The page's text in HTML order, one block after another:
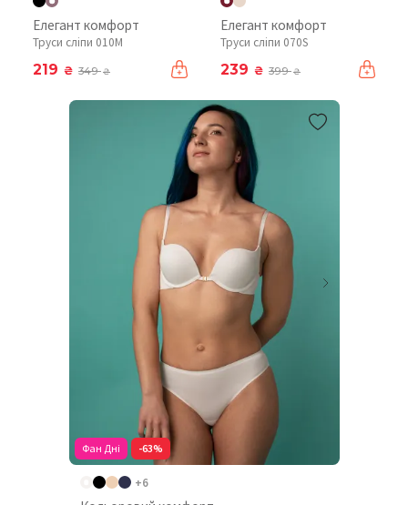
Елегант комфорт
Труси сліпи 010М
219 ₴ 349₴
Елегант комфорт
Труси сліпи 070S
239 ₴ 399₴
Фан Дні -63%
+6